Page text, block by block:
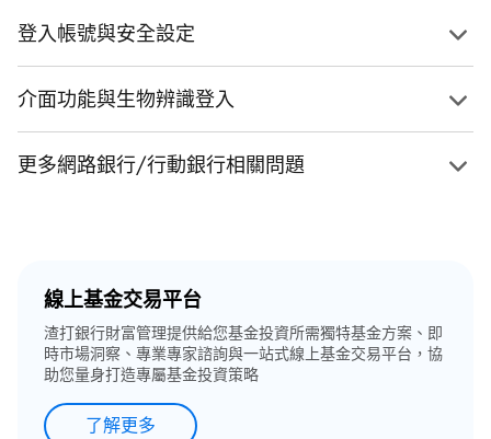
登入帳號與安全設定
介面功能與生物辨識登入
更多網路銀行/行動銀行相關問題
線上基金交易平台
渣打銀行財富管理提供給您基金投資所需獨特基金方案、即
時市場洞察、專業專家諮詢與一站式線上基金交易平台，協
助您量身打造專屬基金投資策略
了解更多